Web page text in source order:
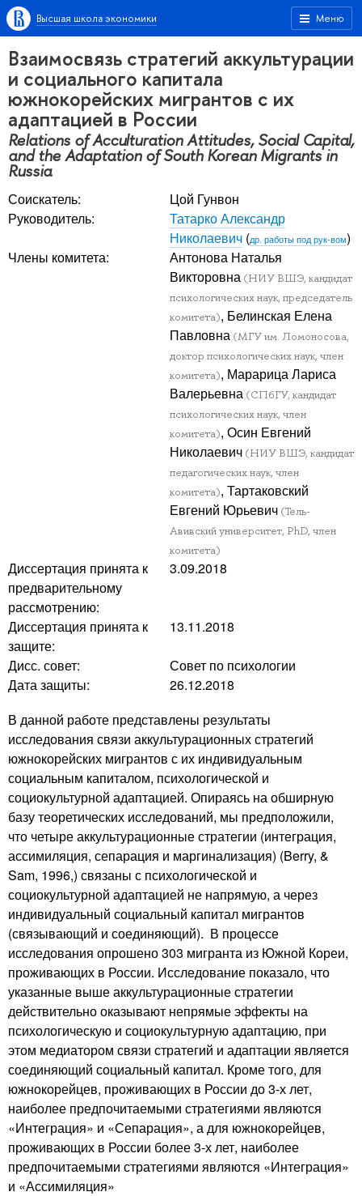
Меню
Высшая школа экономики
Взаимосвязь стратегий аккультурации
и социального капитала
южнокорейских мигрантов с их
адаптацией в России
Relations of Acculturation Attitudes, Social Capital,
and the Adaptation of South Korean Migrants in
Russia
Соискатель:
Цой Гунвон
Руководитель:
Татарко Александр
Николаевич (др. работы под рук-вом)
Члены комитета:
Антонова Наталья
Викторовна (НИУ ВШЭ, кандидат
психологических наук, председатель
комитета), Белинская Елена
Павловна (МГУ им. Ломоносова,
доктор психологических наук, член
комитета), Марарица Лариса
Валерьевна (СПбГУ, кандидат
психологических наук, член
комитета), Осин Евгений
Николаевич (НИУ ВШЭ, кандидат
педагогических наук, член
комитета), Тартаковский
Евгений Юрьевич (Тель-
Авивский университет, PhD, член
комитета)
Диссертация принята к
предварительному
рассмотрению:
3.09.2018
Диссертация принята к
защите:
13.11.2018
Дисс. совет:
Совет по психологии
Дата защиты:
26.12.2018
В данной работе представлены результаты
исследования связи аккультурационных стратегий
южнокорейских мигрантов с их индивидуальным
социальным капиталом, психологической и
социокультурной адаптацией. Опираясь на обширную
базу теоретических исследований, мы предположили,
что четыре аккультурационные стратегии (интеграция,
ассимиляция, сепарация и маргинализация) (Berry, &
Sam, 1996,) связаны с психологической и
социокультурной адаптацией не напрямую, а через
индивидуальный социальный капитал мигрантов
(связывающий и соединяющий). В процессе
исследования опрошено 303 мигранта из Южной Кореи,
проживающих в России. Исследование показало, что
указанные выше аккультурационные стратегии
действительно оказывают непрямые эффекты на
психологическую и социокультурную адаптацию, при
этом медиатором связи стратегий и адаптации является
соединяющий социальный капитал. Кроме того, для
южнокорейцев, проживающих в России до 3-х лет,
наиболее предпочитаемыми стратегиями являются
«Интеграция» и «Сепарация», а для южнокорейцев,
проживающих в России более 3-х лет, наиболее
предпочитаемыми стратегиями являются «Интеграция»
и «Ассимиляция»